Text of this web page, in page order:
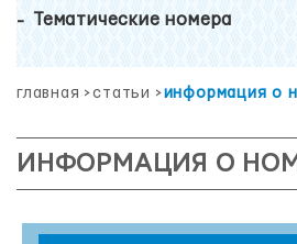
Тематические номера
главная >статьи > информация о
ИНФОРМАЦИЯ О